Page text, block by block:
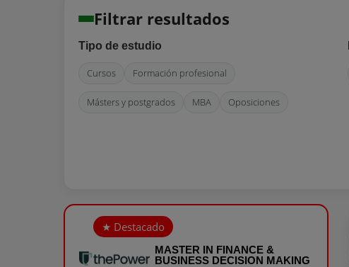
Filtrar resultados
Tipo de estudio
Cursos Formación profesional
Másters y postgrados MBA Oposiciones
MASTER IN FINANCE &
BUSINESS DECISION MAKING